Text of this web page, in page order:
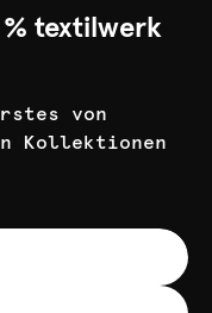
textilwerk
von
Kollektionen